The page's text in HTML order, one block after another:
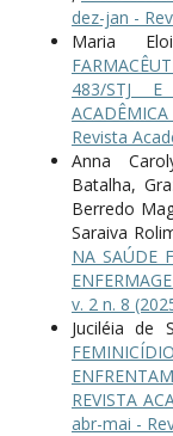
dez-jan -
Maria
483/STJ E
Revista
Anna
Batalha,
Berredo
Saraiva
NA SAÚDE
v. 2 n. 8
Juciléia de
REVISTA
abr-mai -